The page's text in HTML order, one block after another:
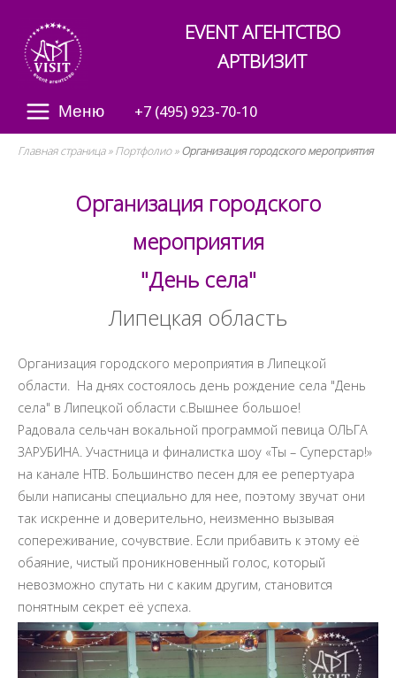
content
Home
EVENT АГЕНТСТВО
АРТВИЗИТ
Меню Menu+7 (495) 923-70-10
Главная страница»Портфолио»Организация городского мероприятия
Организация городского
мероприятия
"День села"
Липецкая область
Организация городского мероприятия в Липецкой
области. На днях состоялось день рождение села "День
села" в Липецкой области с.Вышнее большое!
Радовала сельчан вокальной программой певица ОЛЬГА
ЗАРУБИНА. Участница и финалистка шоу «Ты – Суперстар!»
на канале НТВ. Большинство песен для ее репертуара
были написаны специально для нее, поэтому звучат они
так искренне и доверительно, неизменно вызывая
сопереживание, сочувствие. Если прибавить к этому её
обаяние, чистый проникновенный голос, который
невозможно спутать ни с каким другим, становится
понятным секрет её успеха.